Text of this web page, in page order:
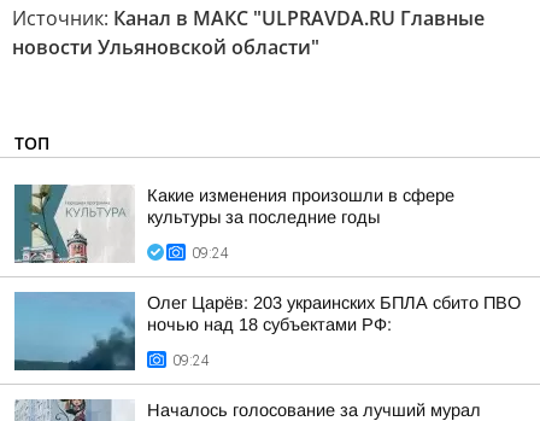
Источник: Канал в МАКС "ULPRAVDA.RU Главные
новости Ульяновской области"
ТОП
Какие изменения произошли в сфере
культуры за последние годы
09:24
Олег Царёв: 203 украинских БПЛА сбито ПВО
ночью над 18 субъектами РФ:
09:24
Началось голосование за лучший мурал